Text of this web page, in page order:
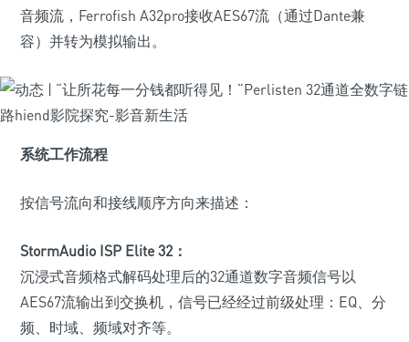
音频流，Ferrofish A32pro接收AES67流（通过Dante兼
容）并转为模拟输出。
系统工作流程
按信号流向和接线顺序方向来描述：
StormAudio ISP Elite 32：
沉浸式音频格式解码处理后的32通道数字音频信号以
AES67流输出到交换机，信号已经经过前级处理：EQ、分
频、时域、频域对齐等。